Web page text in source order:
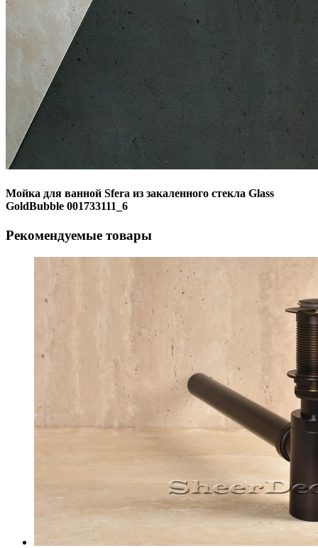
Мойка для ванной Sfera из закаленного стекла Glass
GoldBubble 001733111_6
Рекомендуемые товары